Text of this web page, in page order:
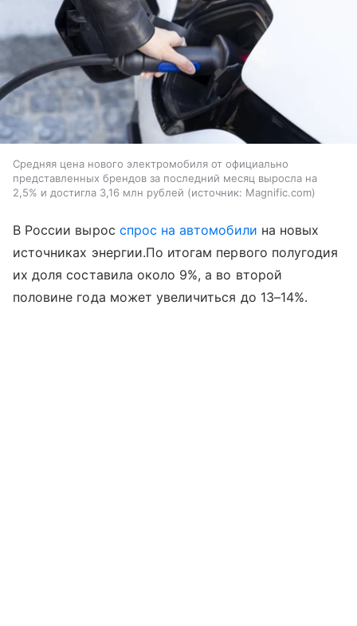
Средняя цена нового электромобиля от официально
представленных брендов за последний месяц выросла на
2,5% и достигла 3,16 млн рублей
источник: Magnific.com
В России вырос спрос на автомобили на новых
источниках энергии.По итогам первого полугодия
их доля составила около 9%, а во второй
половине года может увеличиться до 13–14%.